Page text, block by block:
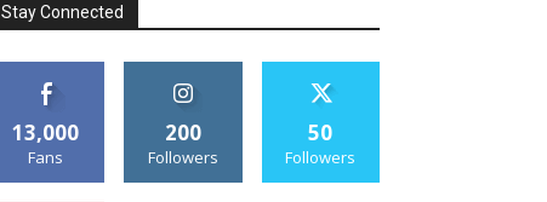
Stay Connected
13,000
Fans
200
Followers
50
Followers